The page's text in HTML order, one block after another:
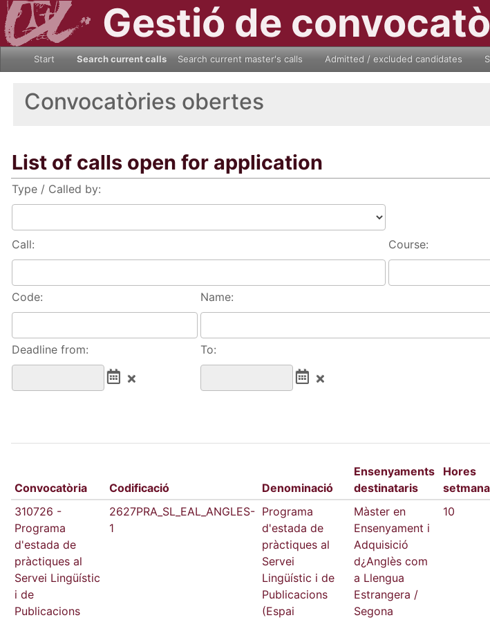
Gestió de
Start Search current calls Search current master's calls Admitted / excluded candidates
Convocatòries obertes
List of calls open for application
Type / Called by:
Call: Course:
Code: Name:
Deadline from: To:
Convocatòria Codificació Denominació
Ensenyaments
destinataris
Hores
310726 -
Programa
d'estada de
pràctiques al
Servei Lingüístic
i de
Publicacions
2627PRA_SL_EAL_ANGLES-
1
Programa
d'estada de
pràctiques al
Servei
Lingüístic i de
Publicacions
(Espai
Màster en
Ensenyament i
Adquisició
d¿Anglès com
a Llengua
Estrangera /
Segona
10